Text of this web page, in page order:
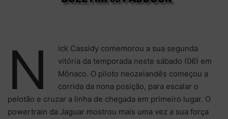
N
ick Cassidy comemorou a sua segunda
vitória da temporada neste sábado (06) em
Mônaco. O piloto neozelandês começou a
corrida da nona posição, para escalar o
pelotão e cruzar a linha de chegada em primeiro lugar. O
powertrain da Jaguar mostrou mais uma vez a sua força